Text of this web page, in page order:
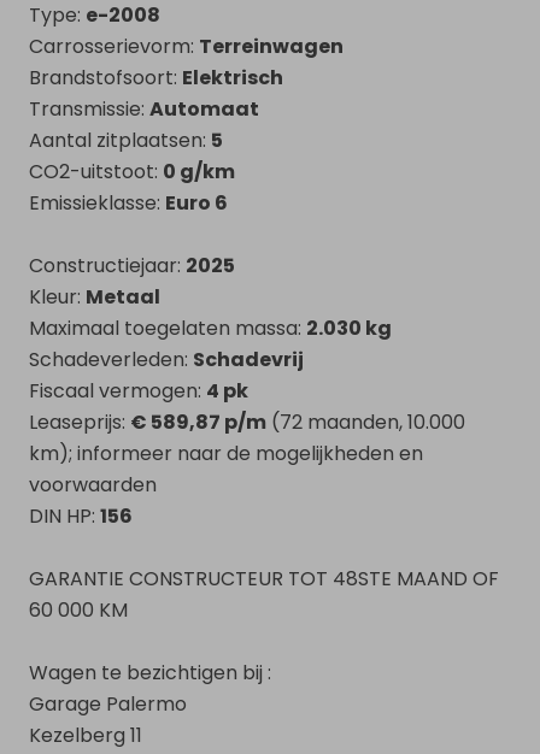
Nouvelles & actualité
Services
Contact
MON PROFIL
Se connecter
S'inscrire
Vendre
NL | FR
Type: e-2008
Carrosserievorm: Terreinwagen
Brandstofsoort: Elektrisch
Transmissie: Automaat
Aantal zitplaatsen: 5
CO2-uitstoot: 0 g/km
Emissieklasse: Euro 6
Constructiejaar: 2025
Kleur: Metaal
Maximaal toegelaten massa: 2.030 kg
Schadeverleden: Schadevrij
Fiscaal vermogen: 4 pk
Leaseprijs: € 589,87 p/m (72 maanden, 10.000
km); informeer naar de mogelijkheden en
voorwaarden
DIN HP: 156
GARANTIE CONSTRUCTEUR TOT 48STE MAAND OF
60 000 KM
Wagen te bezichtigen bij :
Garage Palermo
Kezelberg 11